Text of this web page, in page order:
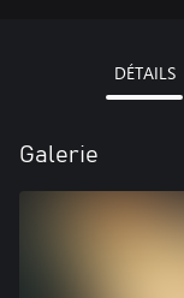
DÉTAILS
Galerie